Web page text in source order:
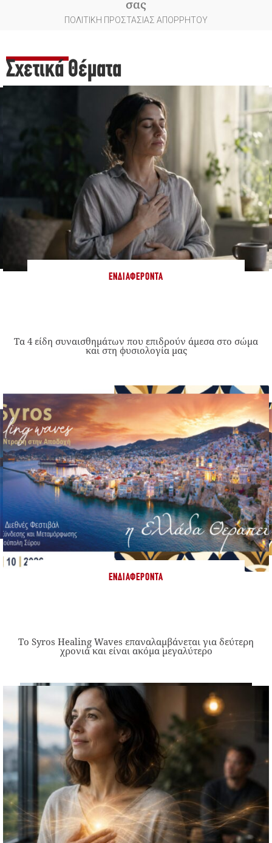
σας
ΠΟΛΙΤΙΚΗ ΠΡΟΣΤΑΣΙΑΣ ΑΠΟΡΡΗΤΟΥ
Σχετικά Θέματα
ΕΝΔΙΑΦΈΡΟΝΤΑ
Τα 4 είδη συναισθημάτων που επιδρούν άμεσα στο σώμα
και στη φυσιολογία μας
ΕΝΔΙΑΦΈΡΟΝΤΑ
Το Syros Healing Waves επαναλαμβάνεται για δεύτερη
χρονιά και είναι ακόμα μεγαλύτερο